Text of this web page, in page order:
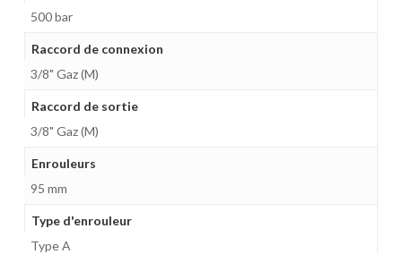
500 bar
Raccord de connexion
3/8" Gaz (M)
Raccord de sortie
3/8" Gaz (M)
Enrouleurs
95 mm
Type d'enrouleur
Type A